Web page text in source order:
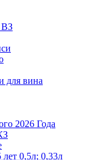
ВЗ
для вина
2026 Года
лет 0,5л; 0,33л